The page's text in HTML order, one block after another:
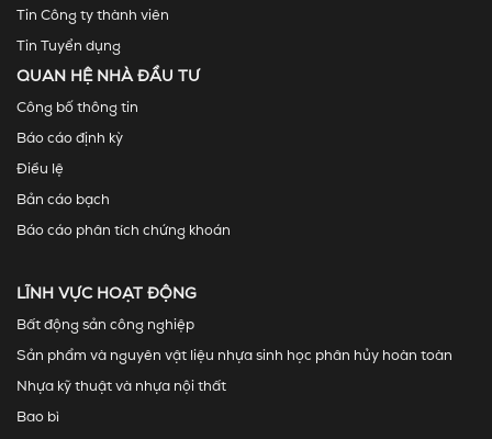
Tin Công ty thành viên
Tin Tuyển dụng
QUAN HỆ NHÀ ĐẦU TƯ
Công bố thông tin
Báo cáo định kỳ
Điều lệ
Bản cáo bạch
Báo cáo phân tích chứng khoán
LĨNH VỰC HOẠT ĐỘNG
Bất động sản công nghiệp
Sản phẩm và nguyên vật liệu nhựa sinh học phân hủy hoàn toàn
Nhựa kỹ thuật và nhựa nội thất
Bao bì